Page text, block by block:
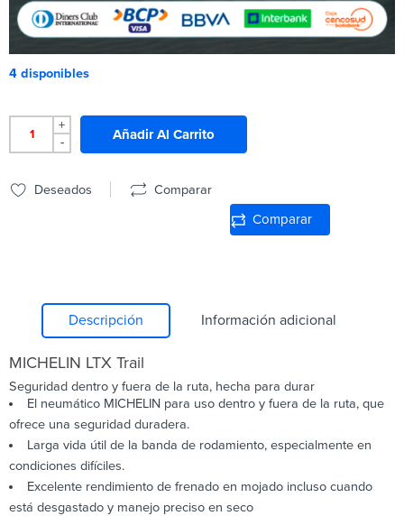
4 disponibles
+
-
Añadir Al Carrito
Deseados Comparar
Comparar
Descripción Información adicional
MICHELIN LTX Trail
Seguridad dentro y fuera de la ruta, hecha para durar
El neumático MICHELIN para uso dentro y fuera de la ruta, que
ofrece una seguridad duradera.
Larga vida útil de la banda de rodamiento, especialmente en
condiciones difíciles.
Excelente rendimiento de frenado en mojado incluso cuando
está desgastado y manejo preciso en seco